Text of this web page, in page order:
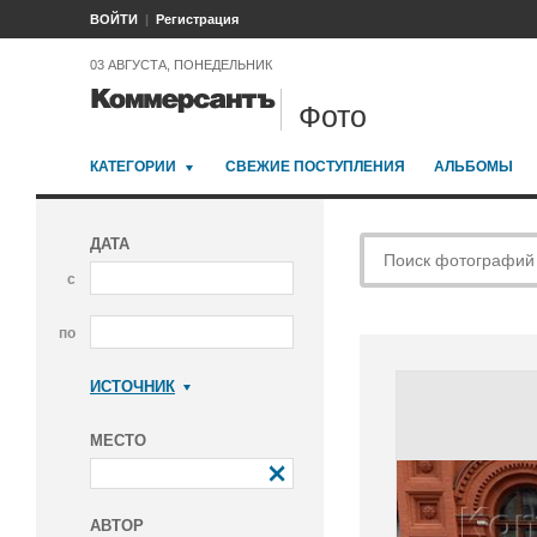
ВОЙТИ Регистрация
03 АВГУСТА, ПОНЕДЕЛЬНИК
Фото
КАТЕГОРИИ СВЕЖИЕ ПОСТУПЛЕНИЯ АЛЬБОМЫ
ДАТА
с
по
ИСТОЧНИК
МЕСТО
АВТОР